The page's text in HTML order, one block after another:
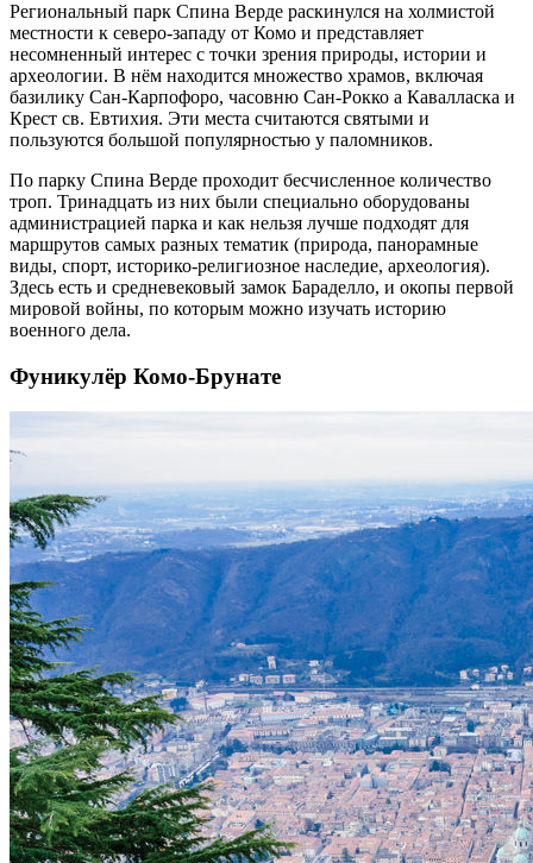
Региональный парк Спина Верде раскинулся на холмистой
местности к северо-западу от Комо и представляет
несомненный интерес с точки зрения природы, истории и
археологии. В нём находится множество храмов, включая
базилику Сан-Карпофоро, часовню Сан-Рокко а Кавалласка и
Крест св. Евтихия. Эти места считаются святыми и
пользуются большой популярностью у паломников.
По парку Спина Верде проходит бесчисленное количество
троп. Тринадцать из них были специально оборудованы
администрацией парка и как нельзя лучше подходят для
маршрутов самых разных тематик (природа, панорамные
виды, спорт, историко-религиозное наследие, археология).
Здесь есть и средневековый замок Бараделло, и окопы первой
мировой войны, по которым можно изучать историю
военного дела.
Фуникулёр Комо-Брунате